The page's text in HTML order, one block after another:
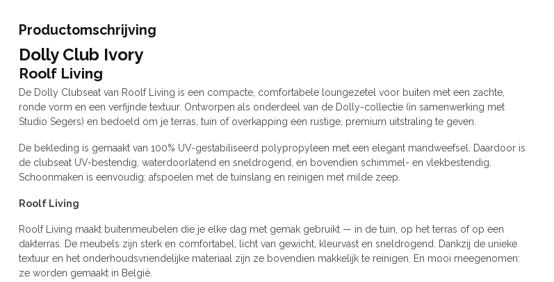
Productomschrijving
Dolly Club Ivory
Roolf Living
De Dolly Clubseat van Roolf Living is een compacte, comfortabele loungezetel voor buiten met een zachte,
ronde vorm en een verfijnde textuur. Ontworpen als onderdeel van de Dolly-collectie (in samenwerking met
Studio Segers) en bedoeld om je terras, tuin of overkapping een rustige, premium uitstraling te geven.
De bekleding is gemaakt van 100% UV-gestabiliseerd polypropyleen met een elegant mandweefsel. Daardoor is
de clubseat UV-bestendig, waterdoorlatend en sneldrogend, en bovendien schimmel- en vlekbestendig.
Schoonmaken is eenvoudig: afspoelen met de tuinslang en reinigen met milde zeep.
Roolf Living
Roolf Living maakt buitenmeubelen die je elke dag met gemak gebruikt — in de tuin, op het terras of op een
dakterras. De meubels zijn sterk en comfortabel, licht van gewicht, kleurvast en sneldrogend. Dankzij de unieke
textuur en het onderhoudsvriendelijke materiaal zijn ze bovendien makkelijk te reinigen. En mooi meegenomen:
ze worden gemaakt in België.